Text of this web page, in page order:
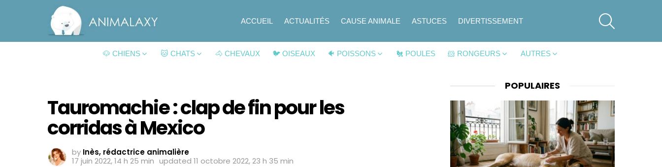
ACCUEIL ACTUALITÉS CAUSE ANIMALE ASTUCES DIVERTISSEMENT
🐶 CHIENS 🐱 CHATS 🐴 CHEVAUX 🐦 OISEAUX 🐠 POISSONS 🐔 POULES 🐹 RONGEURS AUTRES
Tauromachie : clap de fin pour les
corridas à Mexico
by Inès, rédactrice animalière
17 juin 2022, 14 h 25 min updated 11 octobre 2022, 23 h 35 min
POPULAIRES